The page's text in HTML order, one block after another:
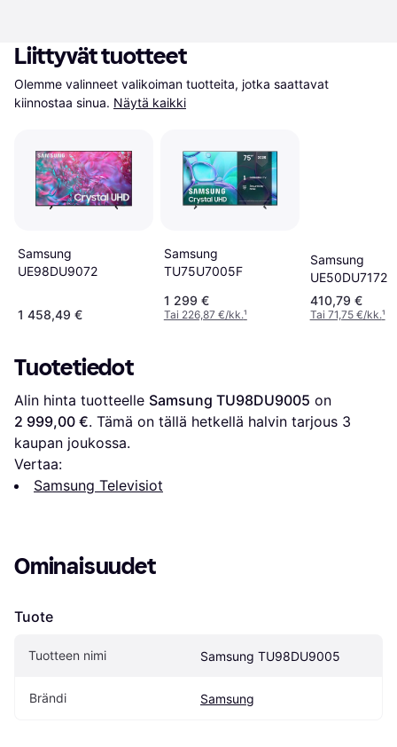
Liittyvät tuotteet
Olemme valinneet valikoiman tuotteita, jotka saattavat
kiinnostaa sinua. Näytä kaikki
Samsung
UE98DU9072
1 458,49 €
Samsung
TU75U7005F
1 299 €
Tai 226,87 €/kk.¹
Samsung
UE50DU7172
410,79 €
Tai 71,75 €/kk.¹
Tuotetiedot
Alin hinta tuotteelle Samsung TU98DU9005
2 999,00 €. Tämä on tällä hetkellä halvin tarjous 3
kaupan joukossa.
Vertaa:
Samsung Televisiot
Ominaisuudet
Tuote
Tuotteen nimi Samsung TU98DU9005
Brändi Samsung